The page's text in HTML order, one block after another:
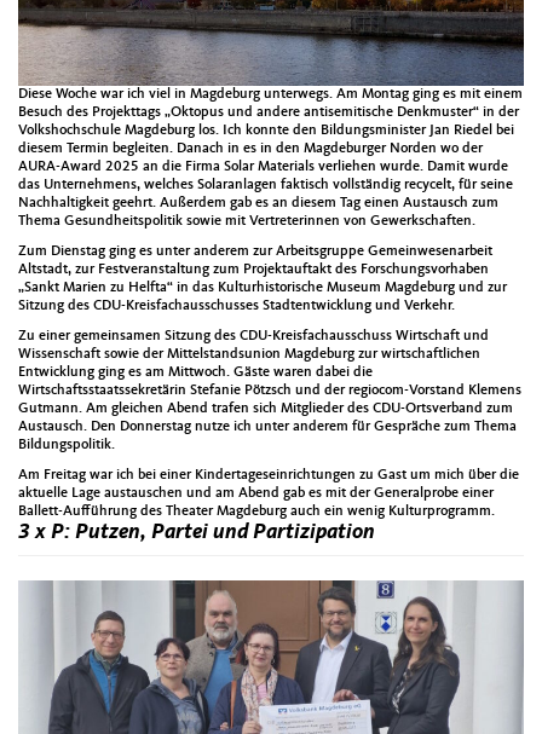
Diese Woche war ich viel in Magdeburg unterwegs. Am Montag ging es mit einem
Besuch des Projekttags „Oktopus und andere antisemitische Denkmuster“ in der
Volkshochschule Magdeburg los. Ich konnte den Bildungsminister Jan Riedel bei
diesem Termin begleiten. Danach in es in den Magdeburger Norden wo der
AURA-Award 2025 an die Firma Solar Materials verliehen wurde. Damit wurde
das Unternehmens, welches Solaranlagen faktisch vollständig recycelt, für seine
Nachhaltigkeit geehrt. Außerdem gab es an diesem Tag einen Austausch zum
Thema Gesundheitspolitik sowie mit Vertreterinnen von Gewerkschaften.
Zum Dienstag ging es unter anderem zur Arbeitsgruppe Gemeinwesenarbeit
Altstadt, zur Festveranstaltung zum Projektauftakt des Forschungsvorhaben
„Sankt Marien zu Helfta“ in das Kulturhistorische Museum Magdeburg und zur
Sitzung des CDU-Kreisfachausschusses Stadtentwicklung und Verkehr.
Zu einer gemeinsamen Sitzung des CDU-Kreisfachausschuss Wirtschaft und
Wissenschaft sowie der Mittelstandsunion Magdeburg zur wirtschaftlichen
Entwicklung ging es am Mittwoch. Gäste waren dabei die
Wirtschaftsstaatssekretärin Stefanie Pötzsch und der regiocom-Vorstand Klemens
Gutmann. Am gleichen Abend trafen sich Mitglieder des CDU-Ortsverband zum
Austausch. Den Donnerstag nutze ich unter anderem für Gespräche zum Thema
Bildungspolitik.
Am Freitag war ich bei einer Kindertageseinrichtungen zu Gast um mich über die
aktuelle Lage austauschen und am Abend gab es mit der Generalprobe einer
Ballett-Aufführung des Theater Magdeburg auch ein wenig Kulturprogramm.
3 x P: Putzen, Partei und Partizipation